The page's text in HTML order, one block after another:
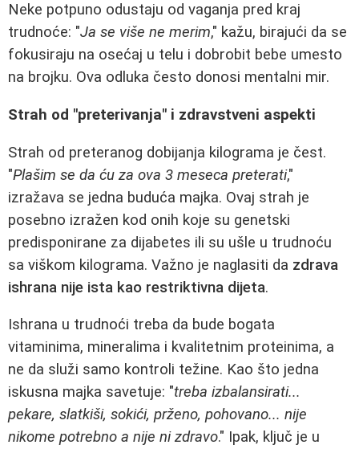
Neke potpuno odustaju od vaganja pred kraj
trudnoće: "Ja se više ne merim," kažu, birajući da se
fokusiraju na osećaj u telu i dobrobit bebe umesto
na brojku. Ova odluka često donosi mentalni mir.
Strah od "preterivanja" i zdravstveni aspekti
Strah od preteranog dobijanja kilograma je čest.
"Plašim se da ću za ova 3 meseca preterati,"
izražava se jedna buduća majka. Ovaj strah je
posebno izražen kod onih koje su genetski
predisponirane za dijabetes ili su ušle u trudnoću
sa viškom kilograma. Važno je naglasiti da zdrava
ishrana nije ista kao restriktivna dijeta.
Ishrana u trudnoći treba da bude bogata
vitaminima, mineralima i kvalitetnim proteinima, a
ne da služi samo kontroli težine. Kao što jedna
iskusna majka savetuje: "treba izbalansirati...
pekare, slatkiši, sokići, prženo, pohovano... nije
nikome potrebno a nije ni zdravo." Ipak, ključ je u